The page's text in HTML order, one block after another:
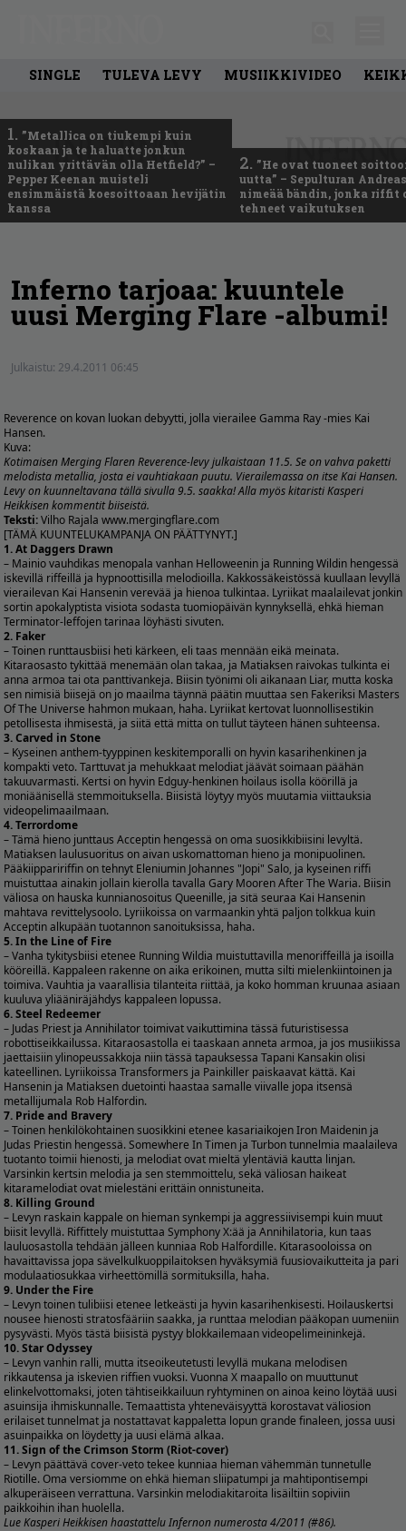
SINGLE TULEVA LEVY MUSIIKKIVIDEO
1. ”Metallica on tiukempi kuin
koskaan ja te haluatte jonkun
nulikan yrittävän olla Hetfield?” –
Pepper Keenan muisteli
ensimmäistä koesoittoaan hevijätin
kanssa
2. ”He ovat tuoneet
uutta” – Sepulturan
nimeää bändin, jonka riffit
tehneet vaikutuksen
Inferno tarjoaa: kuuntele
uusi Merging Flare -albumi!
Julkaistu: 29.4.2011 06:45
Reverence on kovan luokan debyytti, jolla vierailee Gamma Ray -mies Kai
Hansen.
Kuva:
Kotimaisen Merging Flaren Reverence-levy julkaistaan 11.5. Se on vahva paketti
melodista metallia, josta ei vauhtiakaan puutu. Vierailemassa on itse Kai Hansen.
Levy on kuunneltavana tällä sivulla 9.5. saakka! Alla myös kitaristi Kasperi
Heikkisen kommentit biiseistä.
Teksti:Vilho Rajala www.mergingflare.com
[TÄMÄ KUUNTELUKAMPANJA ON PÄÄTTYNYT.]
1. At Daggers Drawn
– Mainio vauhdikas menopala vanhan Helloweenin ja Running Wildin hengessä
iskevillä riffeillä ja hypnoottisilla melodioilla. Kakkossäkeistössä kuullaan levyllä
vierailevan Kai Hansenin verevää ja hienoa tulkintaa. Lyriikat maalailevat jonkin
sortin apokalyptista visiota sodasta tuomiopäivän kynnyksellä, ehkä hieman
Terminator-leffojen tarinaa löyhästi sivuten.
2. Faker
– Toinen runttausbiisi heti kärkeen, eli taas mennään eikä meinata.
Kitaraosasto tykittää menemään olan takaa, ja Matiaksen raivokas tulkinta ei
anna armoa tai ota panttivankeja. Biisin työnimi oli aikanaan Liar, mutta koska
sen nimisiä biisejä on jo maailma täynnä päätin muuttaa sen Fakeriksi Masters
Of The Universe hahmon mukaan, haha. Lyriikat kertovat luonnollisestikin
petollisesta ihmisestä, ja siitä että mitta on tullut täyteen hänen suhteensa.
3. Carved in Stone
– Kyseinen anthem-tyyppinen keskitemporalli on hyvin kasarihenkinen ja
kompakti veto. Tarttuvat ja mehukkaat melodiat jäävät soimaan päähän
takuuvarmasti. Kertsi on hyvin Edguy-henkinen hoilaus isolla köörillä ja
moniäänisellä stemmoituksella. Biisistä löytyy myös muutamia viittauksia
videopelimaailmaan.
4. Terrordome
– Tämä hieno junttaus Acceptin hengessä on oma suosikkibiisini levyltä.
Matiaksen laulusuoritus on aivan uskomattoman hieno ja monipuolinen.
Pääkiippaririffin on tehnyt Eleniumin Johannes "Jopi" Salo, ja kyseinen riffi
muistuttaa ainakin jollain kierolla tavalla Gary Mooren After The Waria. Biisin
väliosa on hauska kunnianosoitus Queenille, ja sitä seuraa Kai Hansenin
mahtava revittelysoolo. Lyriikoissa on varmaankin yhtä paljon tolkkua kuin
Acceptin alkupään tuotannon sanoituksissa, haha.
5. In the Line of Fire
– Vanha tykitysbiisi etenee Running Wildia muistuttavilla menoriffeillä ja isoilla
kööreillä. Kappaleen rakenne on aika erikoinen, mutta silti mielenkiintoinen ja
toimiva. Vauhtia ja vaarallisia tilanteita riittää, ja koko homman kruunaa asiaan
kuuluva yliääniräjähdys kappaleen lopussa.
6. Steel Redeemer
– Judas Priest ja Annihilator toimivat vaikuttimina tässä futuristisessa
robottiseikkailussa. Kitaraosastolla ei taaskaan anneta armoa, ja jos musiikissa
jaettaisiin ylinopeussakkoja niin tässä tapauksessa Tapani Kansakin olisi
kateellinen. Lyriikoissa Transformers ja Painkiller paiskaavat kättä. Kai
Hansenin ja Matiaksen duetointi haastaa samalle viivalle jopa itsensä
metallijumala Rob Halfordin.
7. Pride and Bravery
– Toinen henkilökohtainen suosikkini etenee kasariaikojen Iron Maidenin ja
Judas Priestin hengessä. Somewhere In Timen ja Turbon tunnelmia maalaileva
tuotanto toimii hienosti, ja melodiat ovat mieltä ylentäviä kautta linjan.
Varsinkin kertsin melodia ja sen stemmoittelu, sekä väliosan haikeat
kitaramelodiat ovat mielestäni erittäin onnistuneita.
8. Killing Ground
– Levyn raskain kappale on hieman synkempi ja aggressiivisempi kuin muut
biisit levyllä. Riffittely muistuttaa Symphony X:ää ja Annihilatoria, kun taas
lauluosastolla tehdään jälleen kunniaa Rob Halfordille. Kitarasooloissa on
havaittavissa jopa sävelkulkuoppilaitoksen hyväksymiä fuusiovaikutteita ja pari
modulaatiosukkaa virheettömillä sormituksilla, haha.
9. Under the Fire
– Levyn toinen tulibiisi etenee letkeästi ja hyvin kasarihenkisesti. Hoilauskertsi
nousee hienosti stratosfääriin saakka, ja runttaa melodian pääkopan uumeniin
pysyvästi. Myös tästä biisistä pystyy blokkailemaan videopelimeininkejä.
10. Star Odyssey
– Levyn vanhin ralli, mutta itseoikeutetusti levyllä mukana melodisen
rikkautensa ja iskevien riffien vuoksi. Vuonna X maapallo on muuttunut
elinkelvottomaksi, joten tähtiseikkailuun ryhtyminen on ainoa keino löytää uusi
asuinsija ihmiskunnalle. Temaattista yhteneväisyyttä korostavat väliosion
erilaiset tunnelmat ja nostattavat kappaletta lopun grande finaleen, jossa uusi
asuinpaikka on löydetty ja uusi elämä alkaa.
11. Sign of the Crimson Storm (Riot-cover)
– Levyn päättävä cover-veto tekee kunniaa hieman vähemmän tunnetulle
Riotille. Oma versiomme on ehkä hieman sliipatumpi ja mahtipontisempi
alkuperäiseen verrattuna. Varsinkin melodiakitaroita lisäiltiin sopiviin
paikkoihin ihan huolella.
Lue Kasperi Heikkisen haastattelu Infernon numerosta 4/2011 (#86).